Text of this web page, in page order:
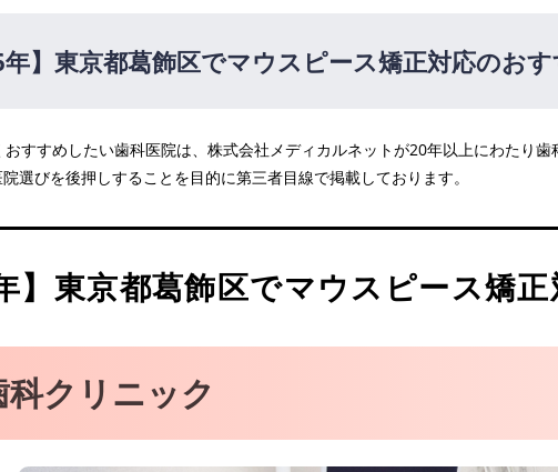
】 東京都葛飾区でマウスピース矯正対応のお
歯科クリニック
法人社団栄怜会 ニコデンタルクリニック
ん矯正歯科クリニック
総合歯科医院
まち矯正歯科クリニック
すすめしたい歯科医院は、株式会社メディカルネットが20年以上にわたり歯
選びを後押しすることを目的に第三者目線で掲載しております。
】 東京都葛飾区でマウスピース矯
クリニック